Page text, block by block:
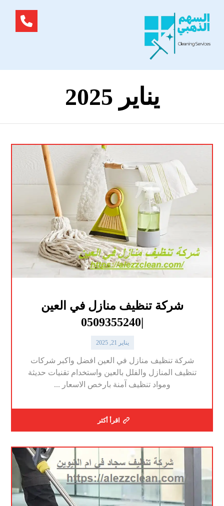
يناير 2025
شركة تنظيف منازل في العين
يناير 21, 2025
شركة تنظيف منازل في العين افضل واكبر شركات
تنظيف المنازل والفلل بالعين واستخدام تقنيات حديثة
ومواد تنظيف آمنة بارخص الاسعار ...
اقرأ أكثر